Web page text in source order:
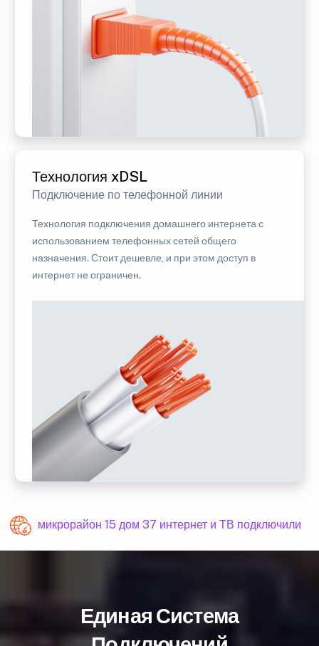
Технология xDSL
Подключение по телефонной линии
Технология подключения домашнего интернета с
использованием телефонных сетей общего
назначения. Стоит дешевле, и при этом доступ в
интернет не ограничен.
микрорайон 15 дом 37 интернет и ТВ подключили
Единая Система